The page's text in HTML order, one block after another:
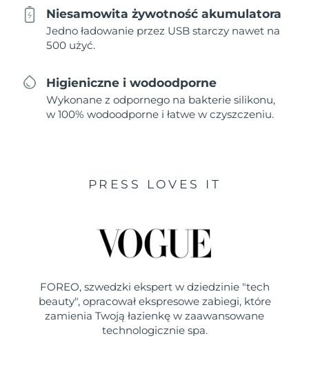
Niesamowita żywotność akumulatora
Jedno ładowanie przez USB starczy nawet na
500 użyć.
Higieniczne i wodoodporne
Wykonane z odpornego na bakterie silikonu,
w 100% wodoodporne i łatwe w czyszczeniu.
PRESS LOVES IT
FOREO, szwedzki ekspert w dziedzinie "tech
beauty", opracował ekspresowe zabiegi, które
zamienia Twoją łazienkę w zaawansowane
technologicznie spa.